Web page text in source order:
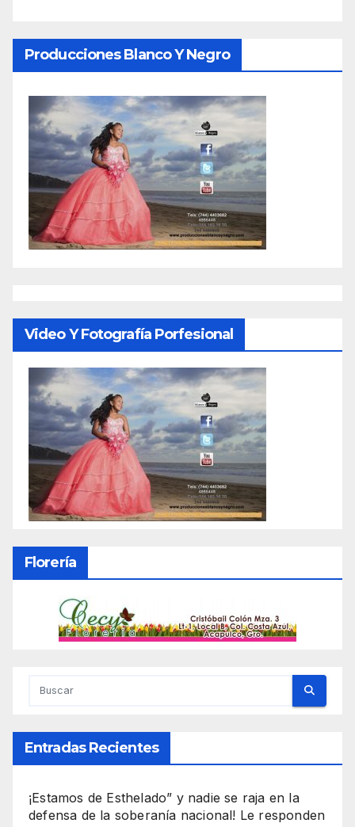
Producciones Blanco Y Negro
Video Y Fotografía Porfesional
Florería
Entradas Recientes
¡Estamos de Esthelado” y nadie se raja en la
defensa de la soberanía nacional! Le responden